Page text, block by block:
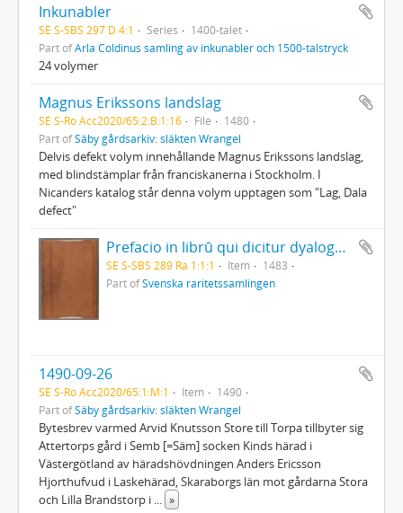
Inkunabler
SE S-SBS 297 D 4:1 Series
1400-talet
Part ofArla Coldinus samling av inkunabler och 1500-talstryck
24 volymer
Magnus Erikssons landslag
SE S-Ro Acc2020/65:2:B:1:16 File
1480
Part ofSäby gårdsarkiv: släkten Wrangel
Delvis defekt volym innehållande Magnus Erikssons landslag,
med blindstämplar från franciskanerna i Stockholm. I
Nicanders katalog står denna volym upptagen som "Lag, Dala
defect"
Prefacio in librū qui dicitur dyalogus creaturar[um] moralizatus omni materie morali iocundo et edificatiuo modo applicabilis. - 1483
SE S-SBS 289 Ra 1:1:1 Item
1483
Part ofSvenska raritetssamlingen
1490-09-26
SE S-Ro Acc2020/65:1:M:1 Item
1490
Part ofSäby gårdsarkiv: släkten Wrangel
Bytesbrev varmed Arvid Knutsson Store till Torpa tillbyter sig
Attertorps gård i Semb [=Säm] socken Kinds härad i
Västergötland av häradshövdningen Anders Ericsson
Hjorthufvud i Laskehärad, Skaraborgs län mot gårdarna Stora
och Lilla Brandstorp i
»